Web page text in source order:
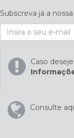
Subscreva já a nossa
Caso
Consulte